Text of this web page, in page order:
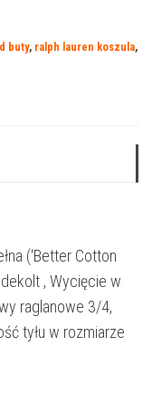
buty, ralph lauren koszula,
(‘Better Cotton
dekolt , Wycięcie w
raglanowe 3/4,
tyłu w rozmiarze